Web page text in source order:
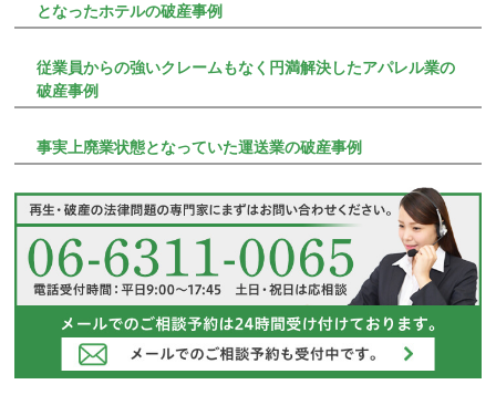
となったホテルの破産事例
従業員からの強いクレームもなく円満解決したアパレル業の
破産事例
事実上廃業状態となっていた運送業の破産事例